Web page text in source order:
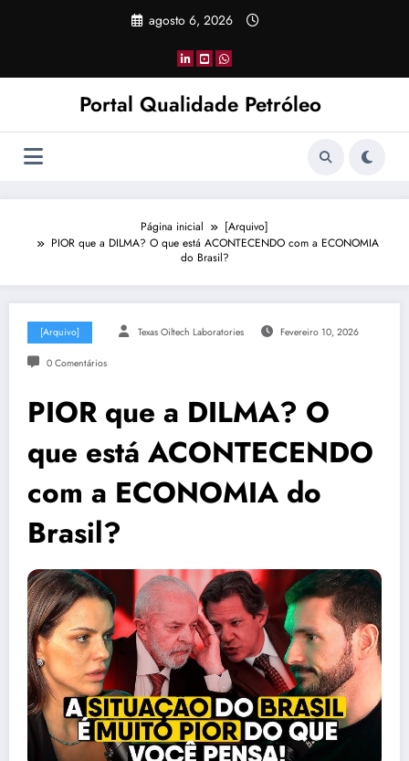
agosto 6, 2026
Portal Qualidade Petróleo
Página inicial
[Arquivo]
PIOR que a DILMA? O que está ACONTECENDO com a ECONOMIA
do Brasil?
[Arquivo] Texas Oiltech Laboratories Fevereiro 10, 2026
0 Comentários
PIOR que a DILMA? O
que está ACONTECENDO
com a ECONOMIA do
Brasil?